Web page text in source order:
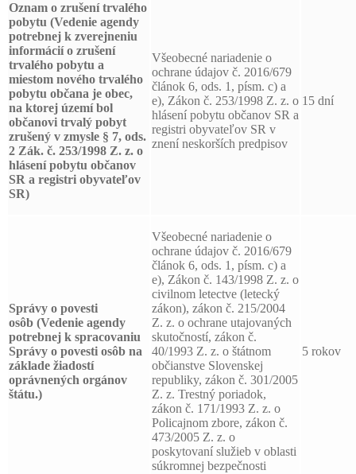
Oznam o zrušení trvalého
pobytu (Vedenie agendy
potrebnej k zverejneniu
informácií o zrušení
trvalého pobytu a
miestom nového trvalého
pobytu občana je obec,
na ktorej území bol
občanovi trvalý pobyt
zrušený v zmysle § 7, ods.
2 Zák. č. 253/1998 Z. z. o
hlásení pobytu občanov
SR a registri obyvateľov
SR)
Všeobecné nariadenie o
ochrane údajov č. 2016/679
článok 6, ods. 1, písm. c) a
e), Zákon č. 253/1998 Z. z. o
hlásení pobytu občanov SR a
registri obyvateľov SR v
znení neskorších predpisov
15 dní
Správy o povesti
osôb (Vedenie agendy
potrebnej k spracovaniu
Správy o povesti osôb na
základe žiadostí
oprávnených orgánov
štátu.)
Všeobecné nariadenie o
ochrane údajov č. 2016/679
článok 6, ods. 1, písm. c) a
e), Zákon č. 143/1998 Z. z. o
civilnom letectve (letecký
zákon), zákon č. 215/2004
Z. z. o ochrane utajovaných
skutočností, zákon č.
40/1993 Z. z. o štátnom
občianstve Slovenskej
republiky, zákon č. 301/2005
Z. z. Trestný poriadok,
zákon č. 171/1993 Z. z. o
Policajnom zbore, zákon č.
473/2005 Z. z. o
poskytovaní služieb v oblasti
súkromnej bezpečnosti
5 rokov